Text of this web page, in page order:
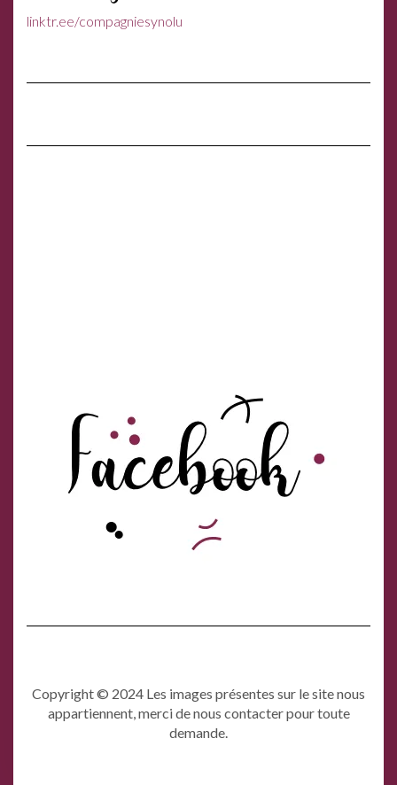
linktr.ee/compagniesynolu
Copyright © 2024 Les images présentes sur le site nous
appartiennent, merci de nous contacter pour toute
demande.